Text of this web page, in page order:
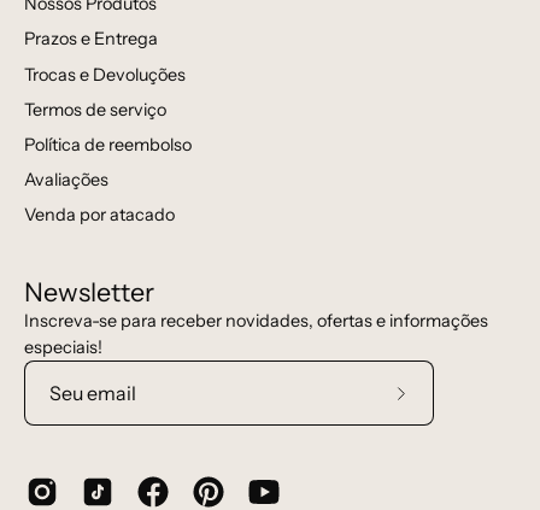
Prazos e Entrega
Trocas e Devoluções
Termos de serviço
Política de reembolso
Avaliações
Venda por atacado
Newsletter
Inscreva-se para receber novidades, ofertas e informações
especiais!